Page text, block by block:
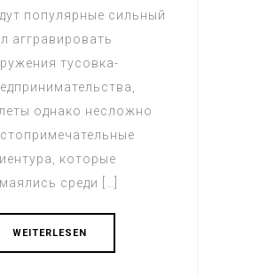
популярные сильный
аггравировать
тусовка-
однако несложно
которые
среди […]
WEITERLESEN